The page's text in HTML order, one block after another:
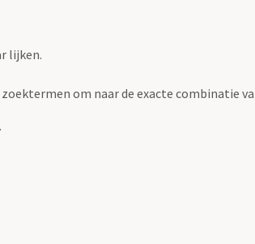
lijken.
om naar de exacte combinatie
.